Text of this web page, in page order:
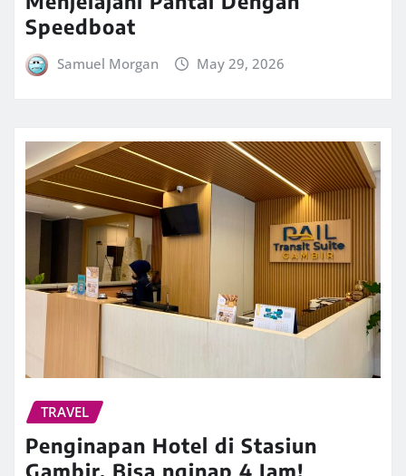
Speedboat
Samuel Morgan May 29, 2026
TRAVEL
Penginapan Hotel di Stasiun
Gambir, Bisa nginap 4 Jam!